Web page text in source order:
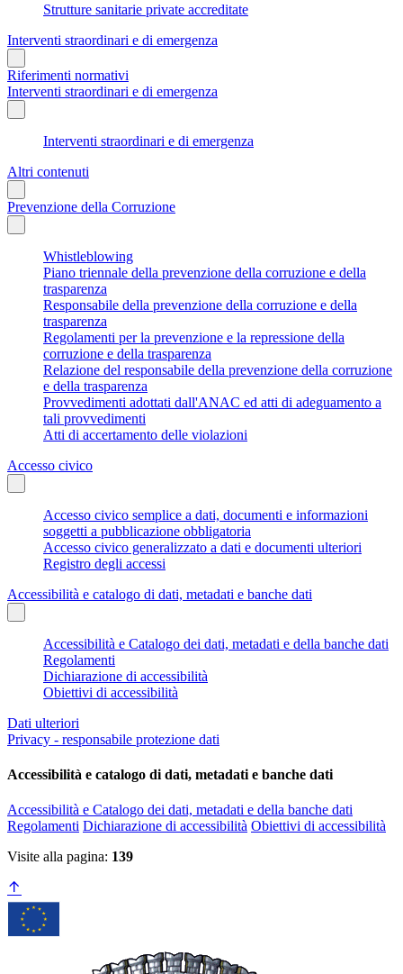
Strutture sanitarie private accreditate
Interventi straordinari e di emergenza
Riferimenti normativi
Interventi straordinari e di emergenza
Interventi straordinari e di emergenza
Altri contenuti
Prevenzione della Corruzione
Whistleblowing
Piano triennale della prevenzione della corruzione e della
trasparenza
Responsabile della prevenzione della corruzione e della
trasparenza
Regolamenti per la prevenzione e la repressione della
corruzione e della trasparenza
Relazione del responsabile della prevenzione della corruzione
e della trasparenza
Provvedimenti adottati dall'ANAC ed atti di adeguamento a
tali provvedimenti
Atti di accertamento delle violazioni
Accesso civico
Accesso civico semplice a dati, documenti e informazioni
soggetti a pubblicazione obbligatoria
Accesso civico generalizzato a dati e documenti ulteriori
Registro degli accessi
Accessibilità e catalogo di dati, metadati e banche dati
Accessibilità e Catalogo dei dati, metadati e della banche dati
Regolamenti
Dichiarazione di accessibilità
Obiettivi di accessibilità
Dati ulteriori
Privacy - responsabile protezione dati
Accessibilità e catalogo di dati, metadati e banche dati
Accessibilità e Catalogo dei dati, metadati e della banche dati
Regolamenti Dichiarazione di accessibilità Obiettivi di accessibilità
Visite alla pagina: 139